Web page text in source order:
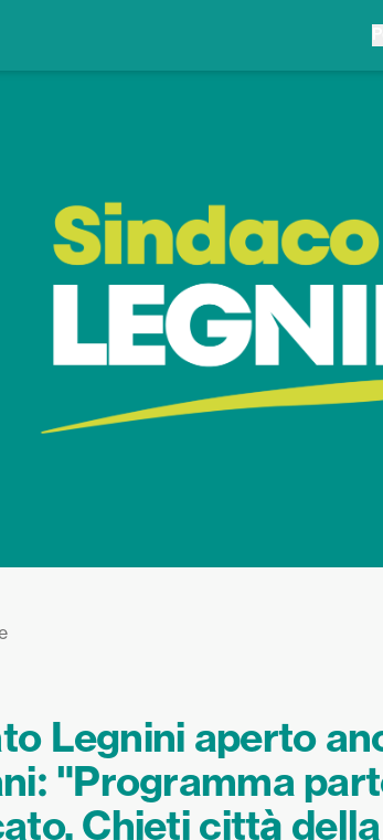
Legnini aperto
"Programma
Chieti città